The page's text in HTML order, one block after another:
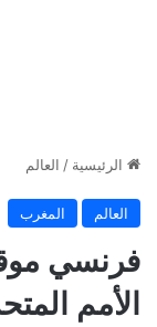
الرئيسية / العالم
العالم المغرب
فرنسي
الأمم